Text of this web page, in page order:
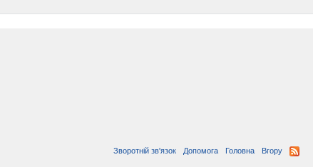
Зворотній зв'язок Допомога Головна Вгору